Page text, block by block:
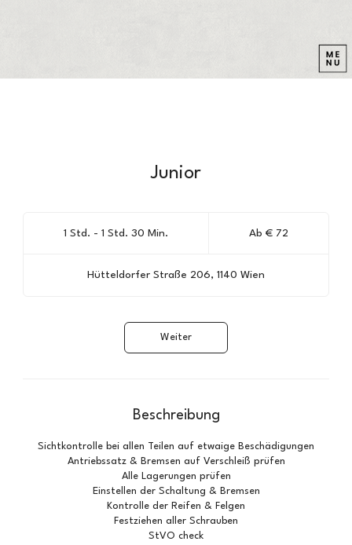
Junior
1 Std. - 1 Std. 30 Min.
S
M
n
.
Ab € 72
Hütteldorfer Straße 206, 1140 Wien
Weiter
Beschreibung
Sichtkontrolle bei allen Teilen auf etwaige Beschädigungen
Antriebssatz & Bremsen auf Verschleiß prüfen
Alle Lagerungen prüfen
Einstellen der Schaltung & Bremsen
Kontrolle der Reifen & Felgen
Festziehen aller Schrauben
StVO check